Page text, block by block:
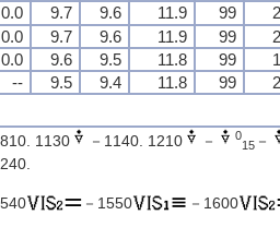
0.0 9.7 9.6 11.9 99
0.0 9.7 9.6 11.9 99
0.0 9.6 9.5 11.8 99
-- 9.5 9.4 11.8 99
1130 －1140. 1210 － 0
15－
－1550
－1600